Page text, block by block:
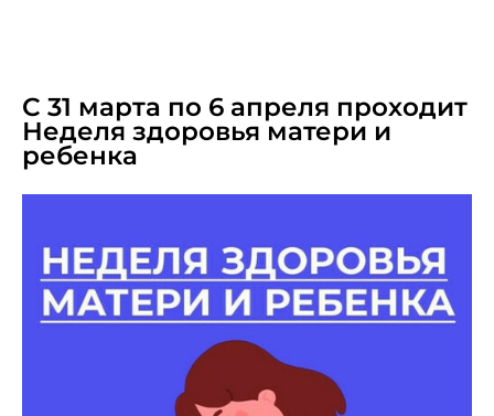
С 31 марта по 6 апреля проходит
Неделя здоровья матери и
ребенка